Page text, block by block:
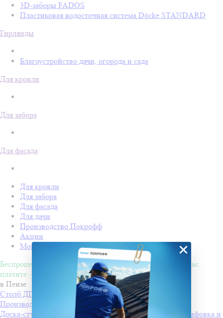
3D-заборы FADOS
Пластиковая водосточная система Döcke STANDARD
Гирлянды
Благоустройство дачи, огорода и сада
Для кровли
Для забора
Для фасада
Для кровли
Для забора
Для фасада
Для дачи
Производство Покрофф
Акции
Монтаж
Беспроцентная рассрочка на 4 месяца. Покупайте - сейчас,
платите - потом!
в Пензе
Столб ДПК Grand Line 100х100мм тиснение (на трубу)
Производитель
Grand Line
Доска-ступень стартовая ДПК Grand Line 160х22мм шлифовка и
×